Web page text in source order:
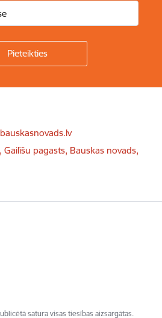
Gailīšu pagasts, Bauskas novads,
satura visas tiesības aizsargātas.